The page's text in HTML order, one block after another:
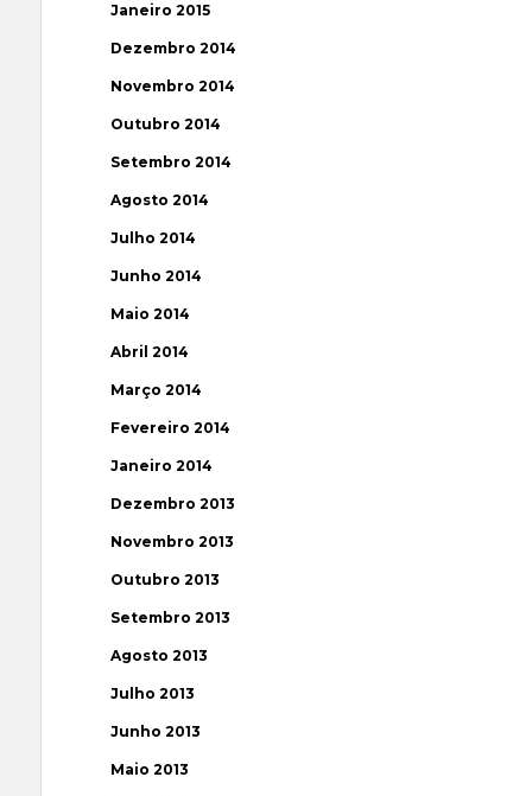
Janeiro 2015
Dezembro 2014
Novembro 2014
Outubro 2014
Setembro 2014
Agosto 2014
Julho 2014
Junho 2014
Maio 2014
Abril 2014
Março 2014
Fevereiro 2014
Janeiro 2014
Dezembro 2013
Novembro 2013
Outubro 2013
Setembro 2013
Agosto 2013
Julho 2013
Junho 2013
Maio 2013